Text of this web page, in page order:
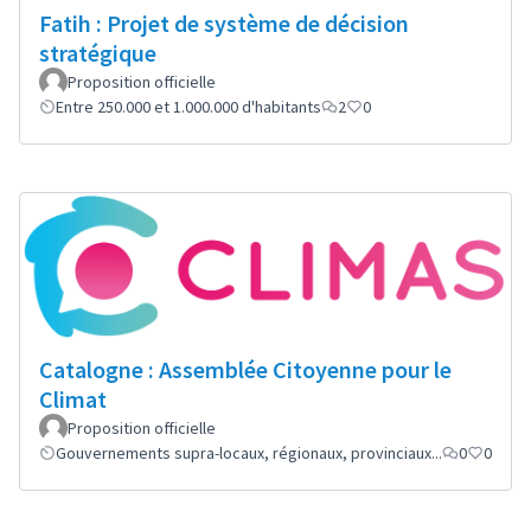
Fatih : Projet de système de décision
stratégique
Proposition officielle
Entre 250.000 et 1.000.000 d'habitants
2 0
Catalogne : Assemblée Citoyenne pour le
Climat
Proposition officielle
Gouvernements supra-locaux, régionaux, provinciaux...
0 0